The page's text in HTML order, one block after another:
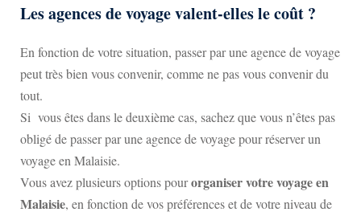
Les agences de voyage valent-elles le coût ?
En fonction de votre situation, passer par une agence de voyage
peut très bien vous convenir, comme ne pas vous convenir du
tout.
Si vous êtes dans le deuxième cas, sachez que vous n’êtes pas
obligé de passer par une agence de voyage pour réserver un
voyage en Malaisie.
Vous avez plusieurs options pourorganiser votre voyage en
Malaisie, en fonction de vos préférences et de votre niveau de